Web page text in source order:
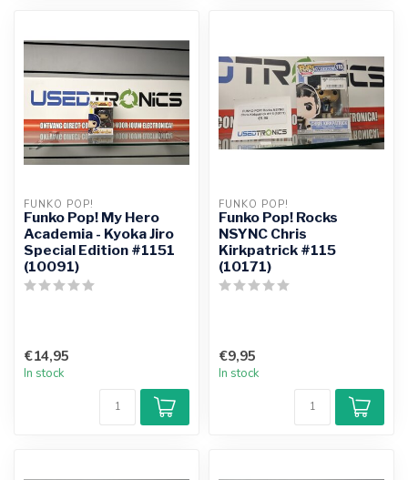
FUNKO POP!
Funko Pop! My Hero
Academia - Kyoka Jiro
Special Edition #1151
(10091)
€14,95
In stock
FUNKO POP!
Funko Pop! Rocks
NSYNC Chris
Kirkpatrick #115
(10171)
€9,95
In stock